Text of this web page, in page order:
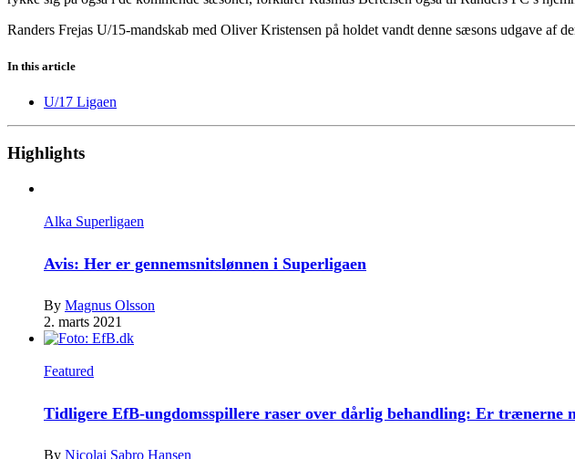
Randers Frejas U/15-mandskab med Oliver Kristensen på holdet vandt denne sæsons udgave af
In this article
U/17 Ligaen
Highlights
Alka Superligaen
Avis: Her er gennemsnitslønnen i Superligaen
By Magnus Olsson
2. marts 2021
Featured
Tidligere EfB-ungdomsspillere raser over dårlig behandling: Er trænerne
By Nicolai Sabro Hansen